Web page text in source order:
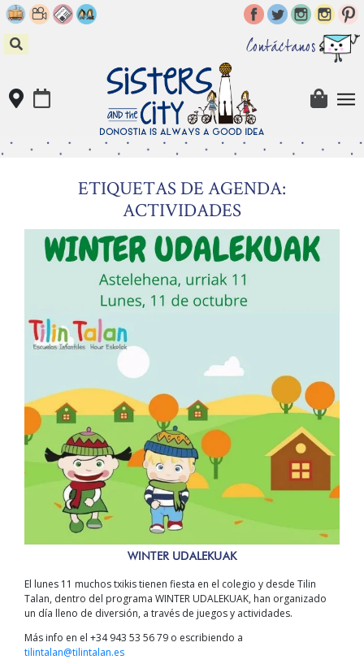
Skip
to
content
Contáctanos
ETIQUETAS DE AGENDA:
ACTIVIDADES
WINTER UDALEKUAK
El lunes 11 muchos txikis tienen fiesta en el colegio y desde Tilin
Talan, dentro del programa WINTER UDALEKUAK, han organizado
un día lleno de diversión, a través de juegos y actividades.
Más info en el +34 943 53 56 79 o escribiendo a
tilintalan@tilintalan.es